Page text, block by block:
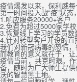
疫情爆发以来，保利威
第一时间投入战“疫”状态
1.响应服务20000+客户
2.免费为超过5000家学
3.恢复线上学习的学员
4.针对转型客户开设的
我们对新冠病毒的恐慌，
而教育的意义就在于，
疫情当前，共克时艰。
备，随时为广大师生提
沃的智慧黑土地。